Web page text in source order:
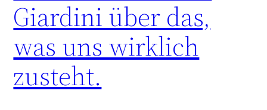
Giardini über das,
was uns wirklich
zusteht.